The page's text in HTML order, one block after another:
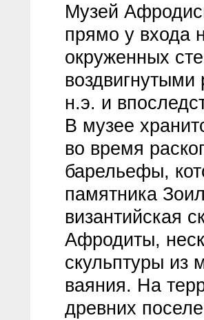
Музей
прямо у входа
окруженных
н.э. и
В музее
во время
барельефы,
памятника
византийская
Афродиты,
скульптуры из
ваяния. На
древних